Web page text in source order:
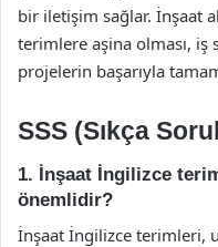
bir iletişim sağlar. İnşaat
terimlere aşina olması, iş
projelerin başarıyla
SSS (Sıkça
1. İnşaat İngilizce
önemlidir?
İnşaat İngilizce terimleri,